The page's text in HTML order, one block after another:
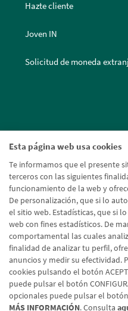
Esta página web usa cookies
Te informamos que el presente
terceros con las siguientes
funcionamiento de la web y
De personalización, que si lo
el sitio web. Estadísticas, que si
web con fines estadísticos. De
comportamental las cuales
finalidad de analizar tu perfil,
anuncios y medir su efectividad.
cookies pulsando el botón
puede pulsar el botón
opcionales puede pulsar el
MÁS INFORMACIÓN. Consulta
Hazte cliente
Joven IN
Solicitud de moneda